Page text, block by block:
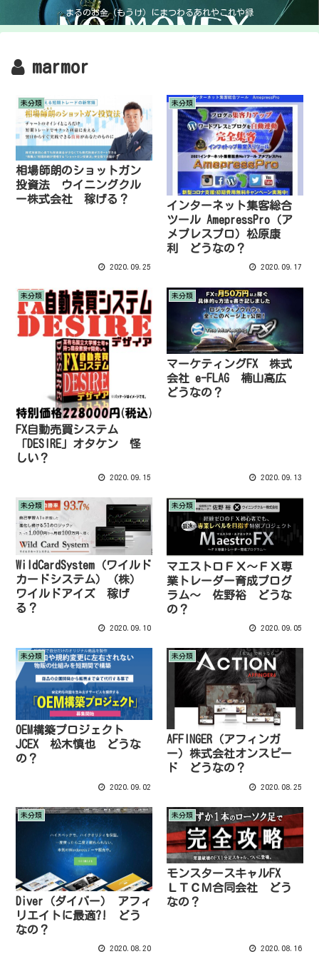
まるのお金（もうけ）にまつわるあれやこれや録
marmor
未分類
相場師朗のショットガン
投資法 ウイニングクル
ー株式会社 稼げる？
2020.09.25
未分類
インターネット集客総合
ツール AmepressPro（ア
メプレスプロ）松原康
利 どうなの？
2020.09.17
未分類
FX自動売買システム
「DESIRE」オタケン 怪
しい？
2020.09.15
未分類
マーケティングFX 株式
会社 e-FLAG 楠山高広
どうなの？
2020.09.13
未分類
WildCardSystem（ワイルド
カードシステム）（株）
ワイルドアイズ 稼げ
る？
2020.09.10
未分類
マエストロＦＸ～ＦＸ専
業トレーダー育成プログ
ラム～ 佐野裕 どうな
の？
2020.09.05
未分類
OEM構築プロジェクト
JCEX 松木慎也 どうな
の？
2020.09.02
未分類
AFFINGER（アフィンガ
ー）株式会社オンスピー
ド どうなの？
2020.08.25
未分類
Diver（ダイバー） アフィ
リエイトに最適?! どう
なの？
2020.08.20
未分類
モンスタースキャルFX
ＬＴＣＭ合同会社 どう
なの？
2020.08.16